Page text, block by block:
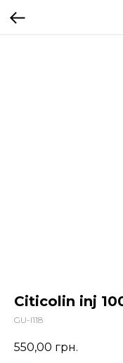
Citicolin inj
GU-I118
550,00 грн.